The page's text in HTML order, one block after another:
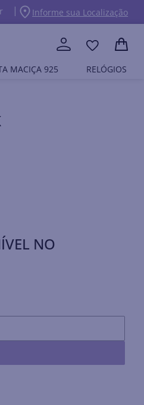
Informe sua Localização
MACIÇA 925 RELÓGIOS
NO